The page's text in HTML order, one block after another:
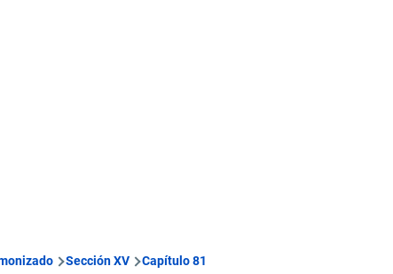
Sección XV Capítulo 81